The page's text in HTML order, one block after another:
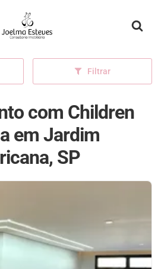
Página inicial
Filtrar
com Children
em Jardim
SP